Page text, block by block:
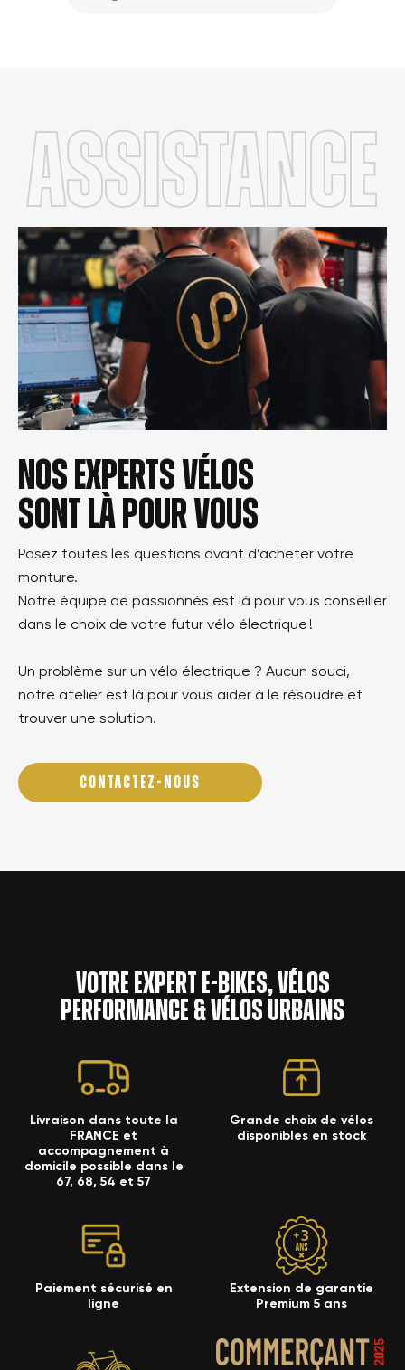
Assistance
Nos experts vélos
sont là pour vous
Posez toutes les questions avant d’acheter votre
monture.
Notre équipe de passionnés est là pour vous conseiller
dans le choix de votre futur vélo électrique !
Un problème sur un vélo électrique ? Aucun souci,
notre atelier est là pour vous aider à le résoudre et
trouver une solution.
CONTACTEZ-NOUS
Votre expert e-bikes, vélos
performance & vélos urbains
Livraison dans toute la
FRANCE et
accompagnement à
domicile possible dans le
67, 68, 54 et 57
Grande choix de vélos
disponibles en stock
Paiement sécurisé en
ligne
Extension de garantie
Premium 5 ans